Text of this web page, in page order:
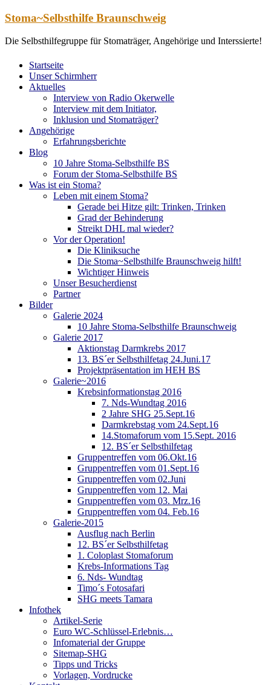
Zum
springen
Stoma~Selbsthilfe Braunschweig
Die Selbsthilfegruppe für Stomaträger, Angehörige und Interssierte!
Startseite
Unser Schirmherr
Aktuelles
Interview von Radio Okerwelle
Interview mit dem Initiator,
Inklusion und Stomaträger?
Angehörige
Erfahrungsberichte
Blog
10 Jahre Stoma-Selbsthilfe BS
Forum der Stoma-Selbsthilfe BS
Was ist ein Stoma?
Leben mit einem Stoma?
Gerade bei Hitze gilt: Trinken, Trinken
Grad der Behinderung
Streikt DHL mal wieder?
Vor der Operation!
Die Kliniksuche
Die Stoma~Selbsthilfe Braunschweig hilft!
Wichtiger Hinweis
Unser Besucherdienst
Partner
Bilder
Galerie 2024
10 Jahre Stoma-Selbsthilfe Braunschweig
Galerie 2017
Aktionstag Darmkrebs 2017
13. BS´er Selbsthilfetag 24.Juni.17
Projektpräsentation im HEH BS
Galerie~2016
Krebsinformationstag 2016
7. Nds-Wundtag 2016
2 Jahre SHG 25.Sept.16
Darmkrebstag vom 24.Sept.16
14.Stomaforum vom 15.Sept. 2016
12. BS´er Selbsthilfetag
Gruppentreffen vom 06.Okt.16
Gruppentreffen vom 01.Sept.16
Gruppentreffen vom 02.Juni
Gruppentreffen vom 12. Mai
Gruppentreffen vom 03. Mrz.16
Gruppentreffen vom 04. Feb.16
Galerie-2015
Ausflug nach Berlin
12. BS´er Selbsthilfetag
1. Coloplast Stomaforum
Krebs-Informations Tag
6. Nds- Wundtag
Timo´s Fotosafari
SHG meets Tamara
Infothek
Artikel-Serie
Euro WC-Schlüssel-Erlebnis…
Infomaterial der Gruppe
Sitemap-SHG
Tipps und Tricks
Vorlagen, Vordrucke